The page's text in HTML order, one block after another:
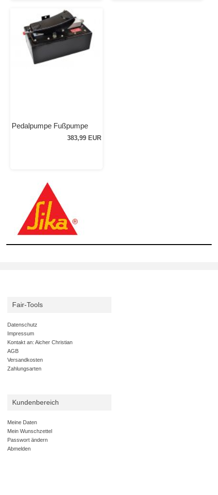
Pedalpumpe Fußpumpe
383,99 EUR
Fair-Tools
Datenschutz
Impressum
Kontakt an: Aicher Christian
AGB
Versandkosten
Zahlungsarten
Kundenbereich
Meine Daten
Mein Wunschzettel
Passwort ändern
Abmelden